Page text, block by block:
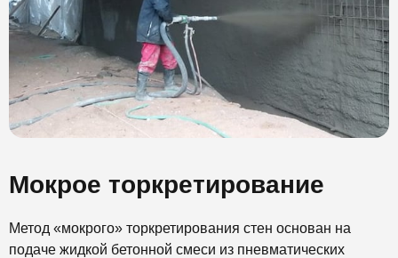
Мокрое торкретирование
Метод «мокрого» торкретирования стен основан на
подаче жидкой бетонной смеси из пневматических